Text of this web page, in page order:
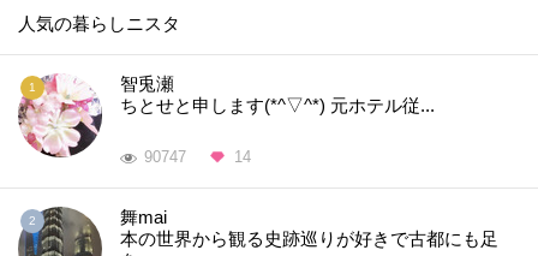
人気の暮らしニスタ
智兎瀬
ちとせと申します(*^▽^*) 元ホテル従...
90747 14
舞mai
本の世界から観る史跡巡りが好きで古都にも足